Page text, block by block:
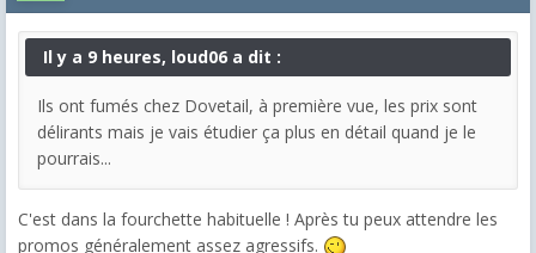
Il y a 9 heures, loud06 a dit :
Ils ont fumés chez Dovetail, à première vue, les prix sont
délirants mais je vais étudier ça plus en détail quand je le
pourrais...
C'est dans la fourchette habituelle ! Après tu peux attendre les
promos généralement assez agressifs.